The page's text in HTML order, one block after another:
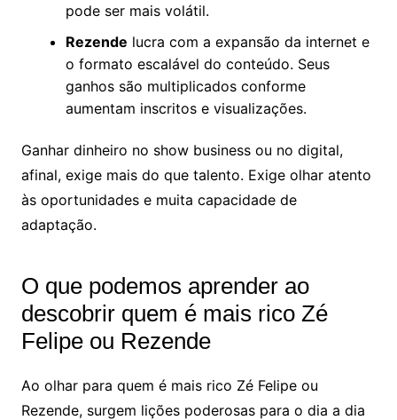
pode ser mais volátil.
Rezende lucra com a expansão da internet e
o formato escalável do conteúdo. Seus
ganhos são multiplicados conforme
aumentam inscritos e visualizações.
Ganhar dinheiro no show business ou no digital,
afinal, exige mais do que talento. Exige olhar atento
às oportunidades e muita capacidade de
adaptação.
O que podemos aprender ao
descobrir quem é mais rico Zé
Felipe ou Rezende
Ao olhar para quem é mais rico Zé Felipe ou
Rezende, surgem lições poderosas para o dia a dia